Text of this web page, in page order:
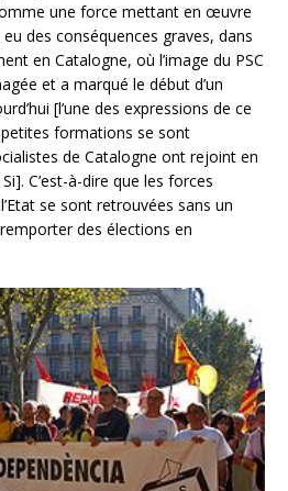
une force mettant en œuvre
des conséquences graves, dans
en Catalogne, où l’image du PSC
et a marqué le début d’un
[l’une des expressions de ce
formations se sont
de Catalogne ont rejoint en
C’est-à-dire que les forces
se sont retrouvées sans un
des élections en